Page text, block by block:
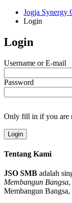
Jogja Synergy
Login
Login
Username or E-mail
Password
Only fill in if you are
Tentang Kami
JSO SMB adalah
Membangun Bangsa
Membangun